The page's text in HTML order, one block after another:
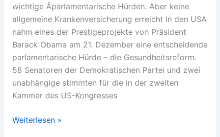
wichtige Â­parlamentarische Hürden. Aber keine
allgemeine Krankenversicherung erreicht In den USA
nahm eines der Prestigeprojekte von Präsident
Barack Obama am 21. Dezember eine entscheidende
parlamentarische Hürde – die Gesundheitsreform.
58 Senatoren der Demokratischen Partei und zwei
unabhängige stimmten für die in der zweiten
Kammer des US-Kongresses
Obamas
Weiterlesen »